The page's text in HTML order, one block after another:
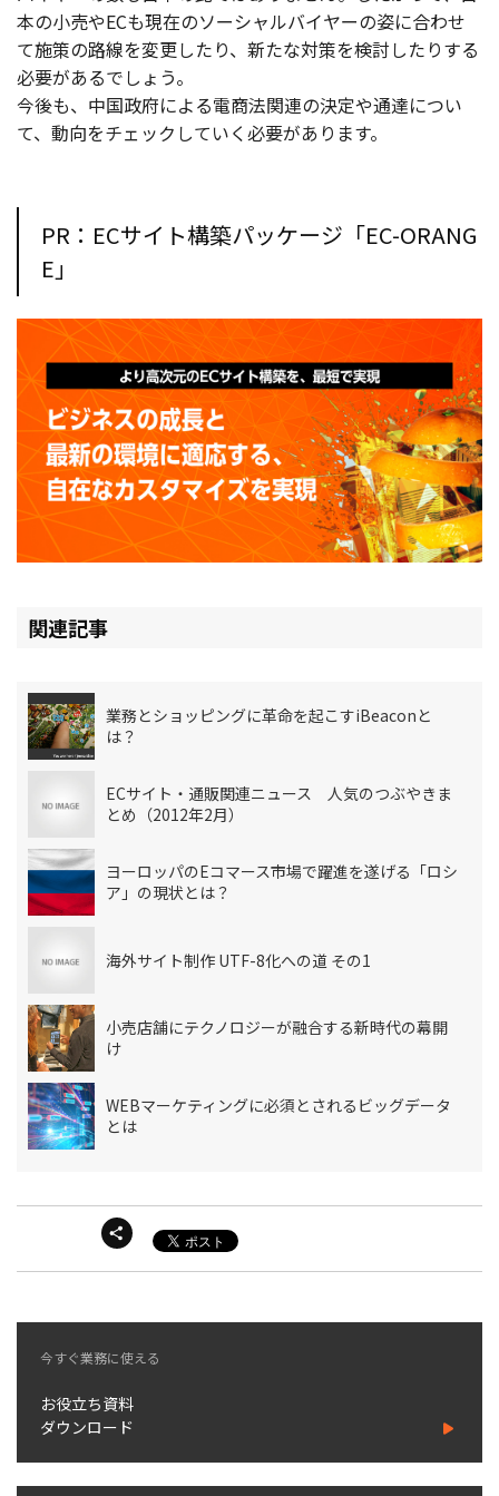
本の小売やECも現在のソーシャルバイヤーの姿に合わせ
て施策の路線を変更したり、新たな対策を検討したりする
必要があるでしょう。
今後も、中国政府による電商法関連の決定や通達につい
て、動向をチェックしていく必要があります。
PR：ECサイト構築パッケージ「EC-ORANG
E」
関連記事
業務とショッピングに革命を起こすiBeaconと
は？
ECサイト・通販関連ニュース 人気のつぶやきま
とめ（2012年2月）
ヨーロッパのEコマース市場で躍進を遂げる「ロシ
ア」の現状とは？
海外サイト制作 UTF-8化への道 その1
小売店舗にテクノロジーが融合する新時代の幕開
け
WEBマーケティングに必須とされるビッグデータ
とは
今すぐ業務に使える
お役立ち資料
ダウンロード